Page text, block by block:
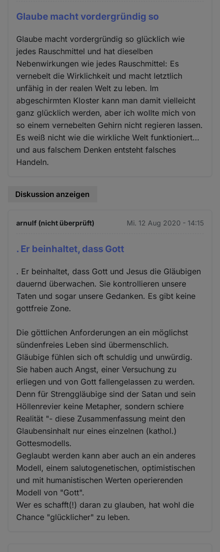
Glaube macht vordergründig so
Glaube macht vordergründig so glücklich wie
jedes Rauschmittel und hat dieselben
Nebenwirkungen wie jedes Rauschmittel: Es
vernebelt die Wirklichkeit und macht letztlich
unfähig in der realen Welt zu leben. Im
abgeschirmten Kloster kann man damit vielleicht
ganz glücklich werden, aber ich wollte mich von
so einem vernebelten Gehirn nicht regieren lassen.
Es weiß nicht wie die wirkliche Welt funktioniert…
und aus falschem Denken entsteht falsches
Handeln.
Diskussion anzeigen
arnulf (nicht überprüft) Mi. 12 Aug 2020 - 14:15
. Er beinhaltet, dass Gott
. Er beinhaltet, dass Gott und Jesus die Gläubigen
dauernd überwachen. Sie kontrollieren unsere
Taten und sogar unsere Gedanken. Es gibt keine
gottfreie Zone.
Die göttlichen Anforderungen an ein möglichst
sündenfreies Leben sind übermenschlich.
Gläubige fühlen sich oft schuldig und unwürdig.
Sie haben auch Angst, einer Versuchung zu
erliegen und von Gott fallengelassen zu werden.
Denn für Strenggläubige sind der Satan und sein
Höllenrevier keine Metapher, sondern schiere
Realität "- diese Zusammenfassung meint den
Glaubensinhalt nur eines einzelnen (kathol.)
Gottesmodells.
Geglaubt werden kann aber auch an ein anderes
Modell, einem salutogenetischen, optimistischen
und mit humanistischen Werten operierenden
Modell von "Gott".
Wer es schafft(!) daran zu glauben, hat wohl die
Chance "glücklicher" zu leben.